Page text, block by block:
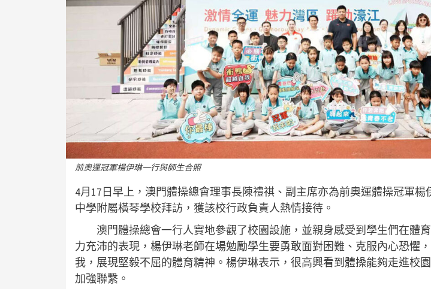
前奧運冠軍楊伊琳一行與師生合照
4月17日早上，澳門體操總會理事長陳禮祺、副主席亦為前奧運體操冠軍楊
中學附屬橫琴學校拜訪，獲該校行政負責人熱情接待。
澳門體操總會一行人實地參觀了校園設施，並親身感受到學生們在體
力充沛的表現，楊伊琳老師在場勉勵學生要勇敢面對困難、克服內心恐懼
我，展現堅毅不屈的體育精神。楊伊琳表示，很高興看到體操能夠走進校
加強聯繫。